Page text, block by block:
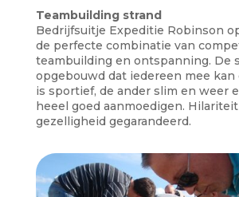
Teambuilding strand
Bedrijfsuitje Expeditie Robinson
de perfecte combinatie van
teambuilding en ontspanning. De
opgebouwd dat iedereen mee kan
is sportief, de ander slim en weer
heeel goed aanmoedigen.
gezelligheid gegarandeerd.